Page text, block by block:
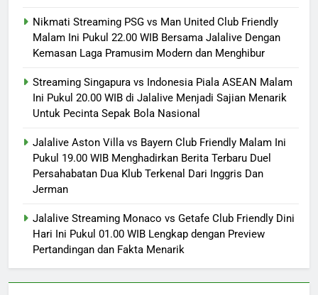
Nikmati Streaming PSG vs Man United Club Friendly
Malam Ini Pukul 22.00 WIB Bersama Jalalive Dengan
Kemasan Laga Pramusim Modern dan Menghibur
Streaming Singapura vs Indonesia Piala ASEAN Malam
Ini Pukul 20.00 WIB di Jalalive Menjadi Sajian Menarik
Untuk Pecinta Sepak Bola Nasional
Jalalive Aston Villa vs Bayern Club Friendly Malam Ini
Pukul 19.00 WIB Menghadirkan Berita Terbaru Duel
Persahabatan Dua Klub Terkenal Dari Inggris Dan
Jerman
Jalalive Streaming Monaco vs Getafe Club Friendly Dini
Hari Ini Pukul 01.00 WIB Lengkap dengan Preview
Pertandingan dan Fakta Menarik